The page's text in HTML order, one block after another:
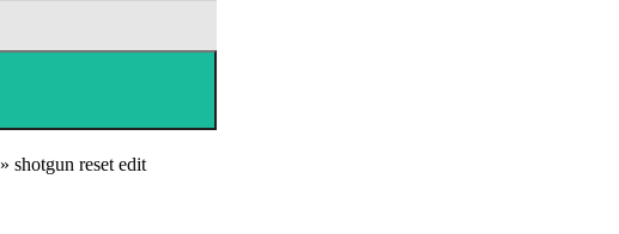
» shotgun reset edit